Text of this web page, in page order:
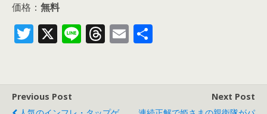
価格： 無料
T
er
X Li T E
Previous Post
Next Post